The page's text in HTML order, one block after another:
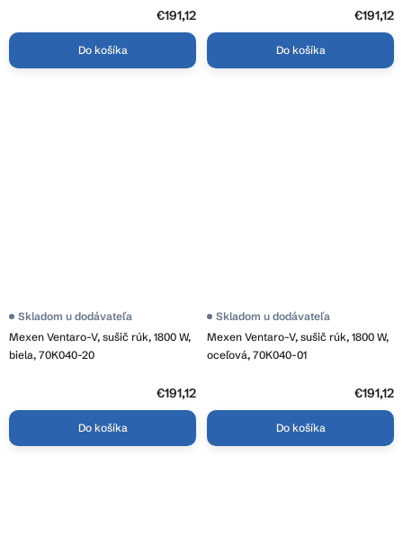
€191,12
Do košíka
€191,12
Do košíka
Mexen Ventaro-V, sušič rúk, 1800 W,
biela, 70K040-20
Skladom u dodávateľa
€191,12
Do košíka
Mexen Ventaro-V, sušič rúk, 1800 W,
oceľová, 70K040-01
Skladom u dodávateľa
€191,12
Do košíka